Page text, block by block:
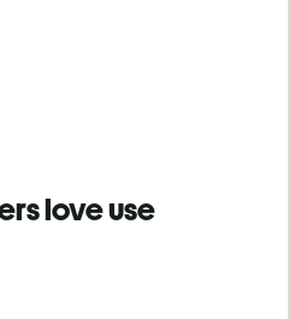
love use